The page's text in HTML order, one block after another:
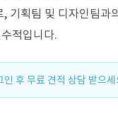
기획팀 및 디자인팀과
적입니다.
인 후 무료 견적 상담 받으세